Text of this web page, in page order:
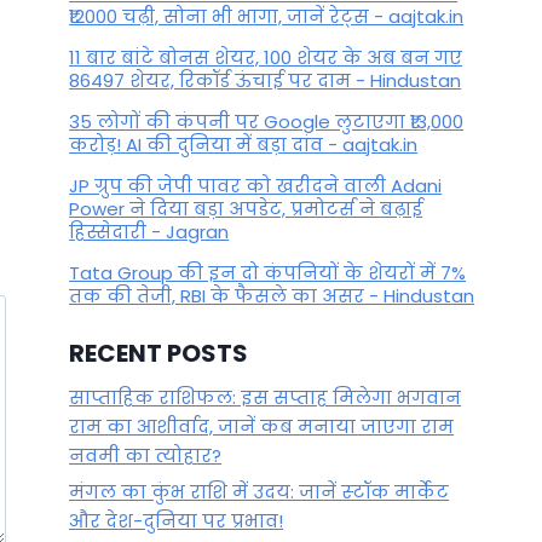
₹12000 चढ़ी, सोना भी भागा, जानें रेट्स - aajtak.in
11 बार बांटे बोनस शेयर, 100 शेयर के अब बन गए
86497 शेयर, रिकॉर्ड ऊंचाई पर दाम - Hindustan
35 लोगों की कंपनी पर Google लुटाएगा ₹13,000
करोड़! AI की दुनिया में बड़ा दांव - aajtak.in
JP ग्रुप की जेपी पावर को खरीदने वाली Adani
Power ने दिया बड़ा अपडेट, प्रमोटर्स ने बढ़ाई
हिस्सेदारी - Jagran
Tata Group की इन दो कंपनियों के शेयरों में 7%
तक की तेजी, RBI के फैसले का असर - Hindustan
RECENT POSTS
साप्ताहिक राशिफल: इस सप्ताह मिलेगा भगवान
राम का आशीर्वाद, जानें कब मनाया जाएगा राम
नवमी का त्योहार?
मंगल का कुंभ राशि में उदय: जानें स्‍टॉक मार्केट
और देश-दुनिया पर प्रभाव!